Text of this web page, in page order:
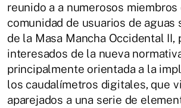
reunido a a numerosos miembros
comunidad de usuarios de aguas
de la Masa Mancha Occidental II,
interesados de la nueva
principalmente orientada a la
los caudalímetros digitales, que
aparejados a una serie de